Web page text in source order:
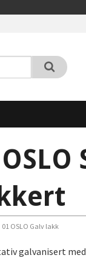
01 OSLO Galv lakk
galvanisert